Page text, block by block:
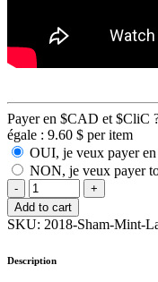
Payer en $CAD et $CliC
égale : 9.60 $ per item
OUI, je veux payer
NON, je veux payer
Add to cart
SKU: 2018-Sham-Mint-
Description